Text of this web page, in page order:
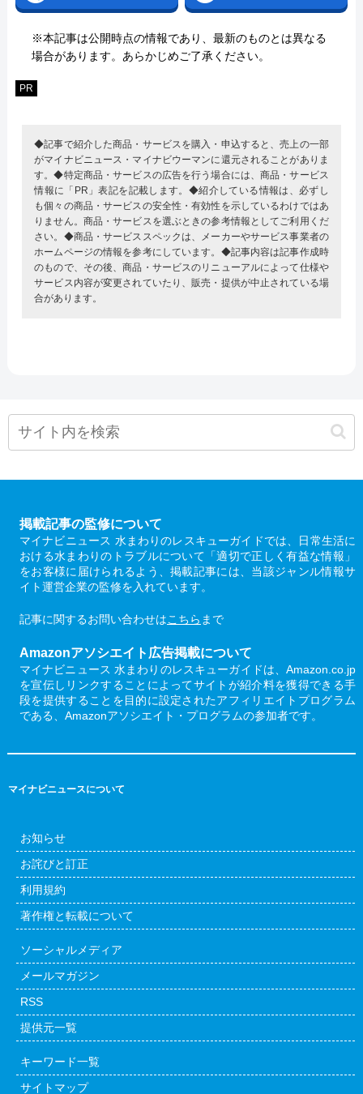
※本記事は公開時点の情報であり、最新のものとは異なる
場合があります。あらかじめご了承ください。
PR
◆記事で紹介した商品・サービスを購入・申込すると、売上の一部
がマイナビニュース・マイナビウーマンに還元されることがありま
す。◆特定商品・サービスの広告を行う場合には、商品・サービス
情報に「PR」表記を記載します。◆紹介している情報は、必ずし
も個々の商品・サービスの安全性・有効性を示しているわけではあ
りません。商品・サービスを選ぶときの参考情報としてご利用くだ
さい。◆商品・サービススペックは、メーカーやサービス事業者の
ホームページの情報を参考にしています。◆記事内容は記事作成時
のもので、その後、商品・サービスのリニューアルによって仕様や
サービス内容が変更されていたり、販売・提供が中止されている場
合があります。
掲載記事の監修について
マイナビニュース 水まわりのレスキューガイドでは、日常生活に
おける水まわりのトラブルについて「適切で正しく有益な情報」
をお客様に届けられるよう、掲載記事には、当該ジャンル情報サ
イト運営企業の監修を入れています。
記事に関するお問い合わせはこちら まで
Amazonアソシエイト広告掲載について
マイナビニュース 水まわりのレスキューガイドは、Amazon.co.jp
を宣伝しリンクすることによってサイトが紹介料を獲得できる手
段を提供することを目的に設定されたアフィリエイトプログラム
である、Amazonアソシエイト・プログラムの参加者です。
マイナビニュースについて
お知らせ
お詫びと訂正
利用規約
著作権と転載について
ソーシャルメディア
メールマガジン
RSS
提供元一覧
キーワード一覧
サイトマップ